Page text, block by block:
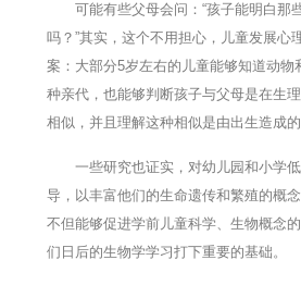
可能有些父母会问：“孩子能明白那
吗？”其实，这个不用担心，儿童发展心
案：大部分5岁左右的儿童能够知道动物
种亲代，也能够判断孩子与父母是在生
相似，并且理解这种相似是由出生造成的
一些研究也证实，对幼儿园和小学
导，以丰富他们的生命遗传和繁殖的概
不但能够促进学前儿童科学、生物概念
们日后的生物学学习打下重要的基础。